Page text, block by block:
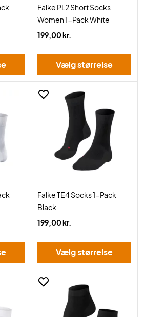
Falke PL2 Short Socks
Women 1-Pack White
199,00 kr.
Vælg størrelse
Falke TE4 Socks 1-Pack
Black
199,00 kr.
Vælg størrelse